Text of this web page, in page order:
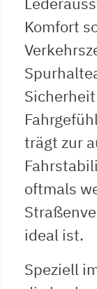
Komfort
trägt zur
oftmals
ideal ist.
Speziell